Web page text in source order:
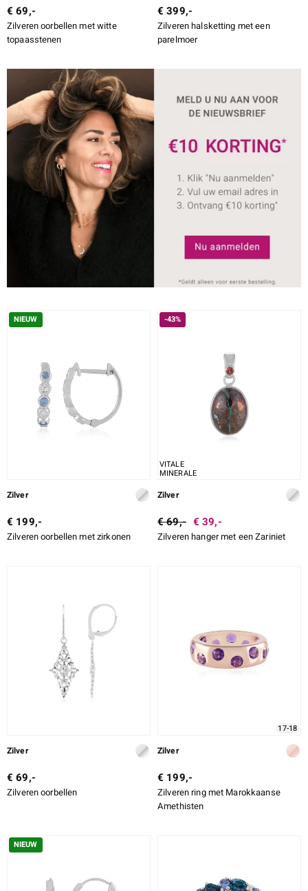
€ 69,-
Zilveren oorbellen met witte
topaasstenen
€ 399,-
Zilveren halsketting met een
parelmoer
NIEUW
Zilver
€ 199,-
Zilveren oorbellen met zirkonen
-43%
VITALE
MINERALE
Zilver
€ 69,- € 39,-
Zilveren hanger met een Zariniet
Zilver
€ 69,-
Zilveren oorbellen
17-18
Zilver
€ 199,-
Zilveren ring met Marokkaanse
Amethisten
NIEUW